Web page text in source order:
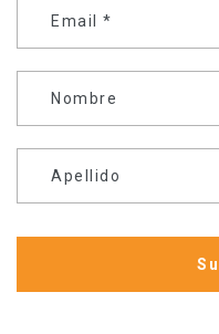
Email *
Nombre
Apellido